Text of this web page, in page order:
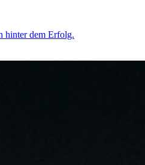
hinter dem Erfolg.